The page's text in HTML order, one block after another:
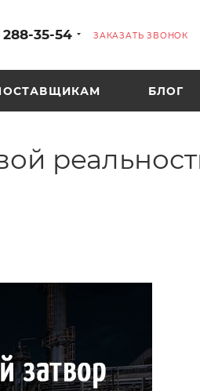
288-35-54 ЗАКАЗАТЬ ЗВОНОК
БЛОГ